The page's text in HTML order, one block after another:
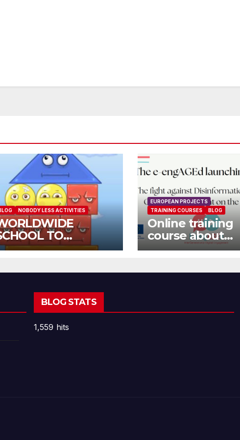
NOBODY LESS ACTIVITIES
TO
OPEN CALL
EUROPEAN PROJECTS
TRAINING COURSES
BLOG
Online training
course about
environment
BLOG STATS
1,559 hits